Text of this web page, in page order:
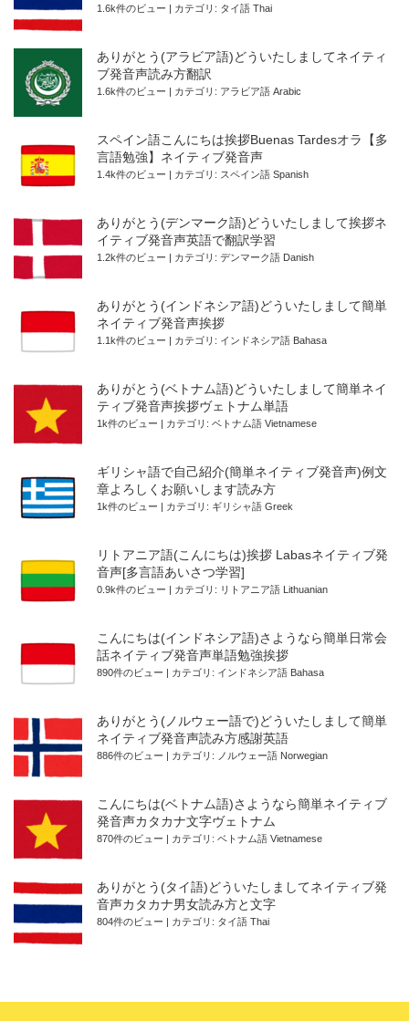
1.6k件のビュー カテゴリ: タイ語 Thai
ありがとう(アラビア語)どういたしましてネイティ
ブ発音声読み方翻訳
1.6k件のビュー カテゴリ: アラビア語 Arabic
スペイン語こんにちは挨拶Buenas Tardesオラ【多
言語勉強】ネイティブ発音声
1.4k件のビュー カテゴリ: スペイン語 Spanish
ありがとう(デンマーク語)どういたしまして挨拶ネ
イティブ発音声英語で翻訳学習
1.2k件のビュー カテゴリ: デンマーク語 Danish
ありがとう(インドネシア語)どういたしまして簡単
ネイティブ発音声挨拶
1.1k件のビュー カテゴリ: インドネシア語 Bahasa
ありがとう(ベトナム語)どういたしまして簡単ネイ
ティブ発音声挨拶ヴェトナム単語
1k件のビュー カテゴリ: ベトナム語 Vietnamese
ギリシャ語で自己紹介(簡単ネイティブ発音声)例文
章よろしくお願いします読み方
1k件のビュー カテゴリ: ギリシャ語 Greek
リトアニア語(こんにちは)挨拶 Labasネイティブ発
音声[多言語あいさつ学習]
0.9k件のビュー カテゴリ: リトアニア語 Lithuanian
こんにちは(インドネシア語)さようなら簡単日常会
話ネイティブ発音声単語勉強挨拶
890件のビュー カテゴリ: インドネシア語 Bahasa
ありがとう(ノルウェー語で)どういたしまして簡単
ネイティブ発音声読み方感謝英語
886件のビュー カテゴリ: ノルウェー語 Norwegian
こんにちは(ベトナム語)さようなら簡単ネイティブ
発音声カタカナ文字ヴェトナム
870件のビュー カテゴリ: ベトナム語 Vietnamese
ありがとう(タイ語)どういたしましてネイティブ発
音声カタカナ男女読み方と文字
804件のビュー カテゴリ: タイ語 Thai